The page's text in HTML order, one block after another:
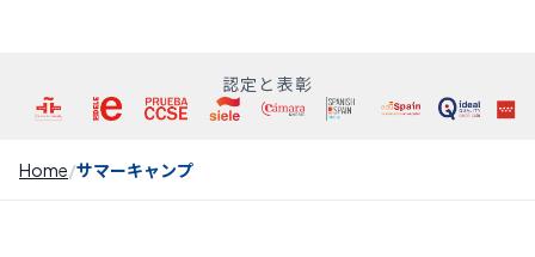
認定と表彰
Home サマーキャンプ